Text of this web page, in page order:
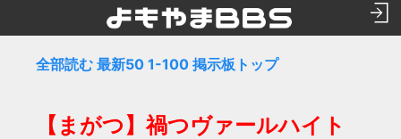
全部読む 最新50 1-100 掲示板トップ
【まがつ】禍つヴァールハイト